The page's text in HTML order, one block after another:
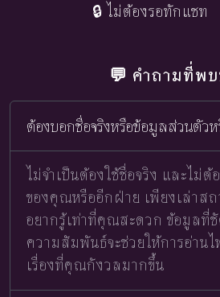
🔒 ไม่ต้องรอทักแชท
💬 คำถามที่พ
ต้องบอกชื่อจริงหรือข้อมูลส่วนตัวห
ไม่จำเป็นต้องใช้ชื่อจริง และไม่
ของคุณหรืออีกฝ่าย เพียงเล่าส
อยากรู้เท่าที่คุณสะดวก ข้อมูลที่ชั
ความสัมพันธ์จะช่วยให้การอ่าน
เรื่องที่คุณกังวลมากขึ้น